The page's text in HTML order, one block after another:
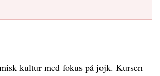
kultur med fokus på jojk. Kursen